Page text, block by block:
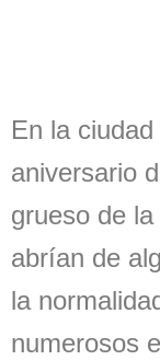
En la
aniversario
grueso de
abrían de
la
numerosos